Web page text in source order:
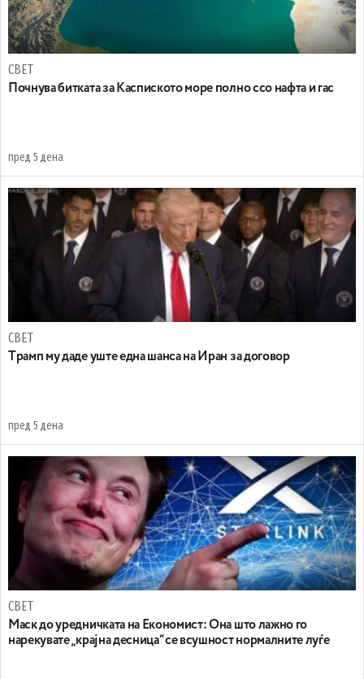
СВЕТ
Почнува битката за Каспиското море полно ссо нафта и гас
пред 5 дена
СВЕТ
Tрамп му даде уште една шанса на Иран за договор
пред 5 дена
СВЕТ
Маск до уредничката на Економист: Она што лажно го
нарекувате „крајна десница“ се всушност нормалните луѓе